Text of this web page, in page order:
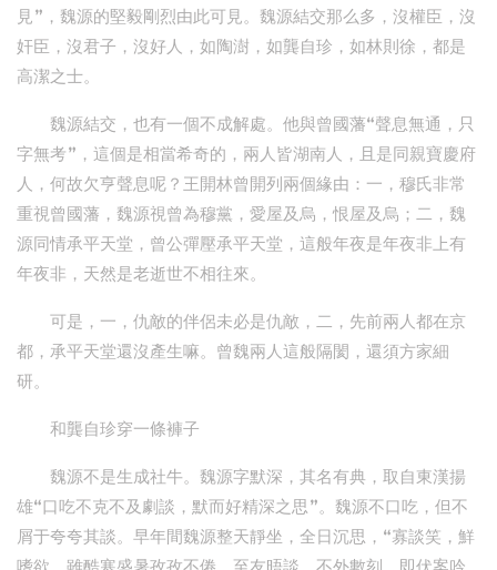
見”，魏源的堅毅剛烈由此可見。魏源結交那么多，沒權臣，沒
奸臣，沒君子，沒好人，如陶澍，如龔自珍，如林則徐，都是
高潔之士。
魏源結交，也有一個不成解處。他與曾國藩“聲息無通，只
字無考”，這個是相當希奇的，兩人皆湖南人，且是同親寶慶府
人，何故欠亨聲息呢？王開林曾開列兩個緣由：一，穆氏非常
重視曾國藩，魏源視曾為穆黨，愛屋及烏，恨屋及烏；二，魏
源同情承平天堂，曾公彈壓承平天堂，這般年夜是年夜非上有
年夜非，天然是老逝世不相往來。
可是，一，仇敵的伴侶未必是仇敵，二，先前兩人都在京
都，承平天堂還沒產生嘛。曾魏兩人這般隔閡，還須方家細
研。
和龔自珍穿一條褲子
魏源不是生成社牛。魏源字默深，其名有典，取自東漢揚
雄“口吃不克不及劇談，默而好精深之思”。魏源不口吃，但不
屑于夸夸其談。早年間魏源整天靜坐，全日沉思，“寡談笑，鮮